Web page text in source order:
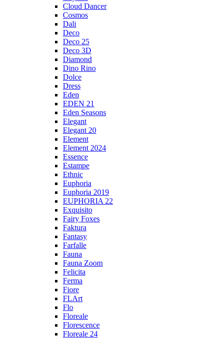
Cloud Dancer
Cosmos
Dali
Deco
Deco 25
Deco 3D
Diamond
Dino Rino
Dolce
Dress
Eden
EDEN 21
Eden Seasons
Elegant
Elegant 20
Element
Element 2024
Essence
Estampe
Ethnic
Euphoria
Euphoria 2019
EUPHORIA 22
Exquisito
Fairy Foxes
Faktura
Fantasy
Farfalle
Fauna
Fauna Zoom
Felicita
Ferma
Fiore
FLArt
Flo
Floreale
Florescence
Floreale 24